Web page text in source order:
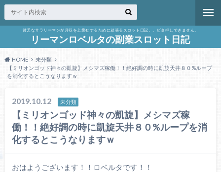
貧乏なサラリーマンが月収を上乗せするために頑張るスロット日記。。ビタ押しできません。
リーマンロベルタの副業スロット日記
HOME
未分類
【ミリオンゴッド神々の凱旋】メシマズ稼働！！絶好調の時に凱旋天井８０%ループ
を消化するとこうなりますｗ
2019.10.12 未分類
【ミリオンゴッド神々の凱旋】メシマズ稼
働！！絶好調の時に凱旋天井８０%ループを消
化するとこうなりますｗ
おはようございます！！ロベルタです！！